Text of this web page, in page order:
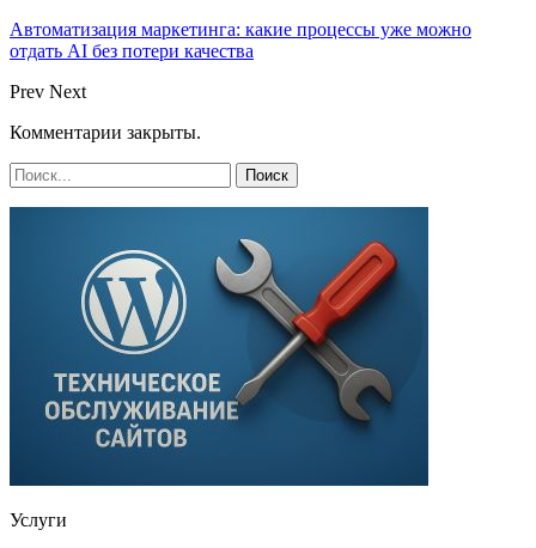
Автоматизация маркетинга: какие процессы уже можно
отдать AI без потери качества
Prev Next
Комментарии закрыты.
Услуги